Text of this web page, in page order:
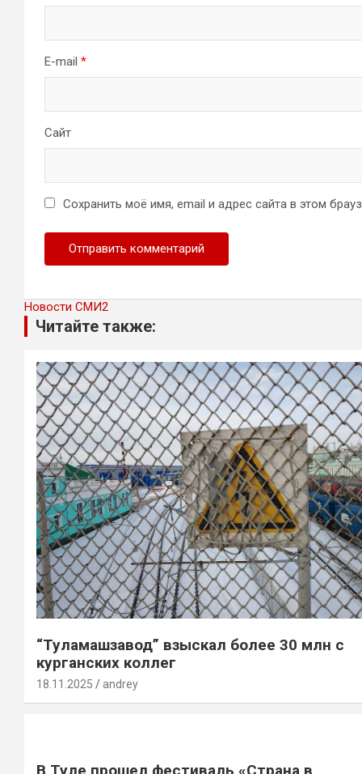
E-mail *
Сайт
Сохранить моё имя, email и адрес сайта в этом
Новости СМИ2
Читайте также:
“Туламашзавод” взыскал более 30 млн с
курганских коллег
18.11.2025 andrey